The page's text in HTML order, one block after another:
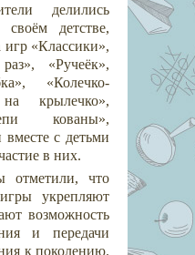
делились
детстве,
игр «Классики»,
«Ручеёк»,
«Колечко-
крылечко»,
кованы»,
с детьми
в них.
отметили, что
укрепляют
возможность
и передачи
к поколению.